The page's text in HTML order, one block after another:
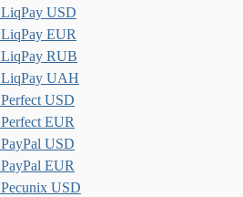
LiqPay USD
LiqPay EUR
LiqPay RUB
LiqPay UAH
Perfect USD
Perfect EUR
PayPal USD
PayPal EUR
Pecunix USD